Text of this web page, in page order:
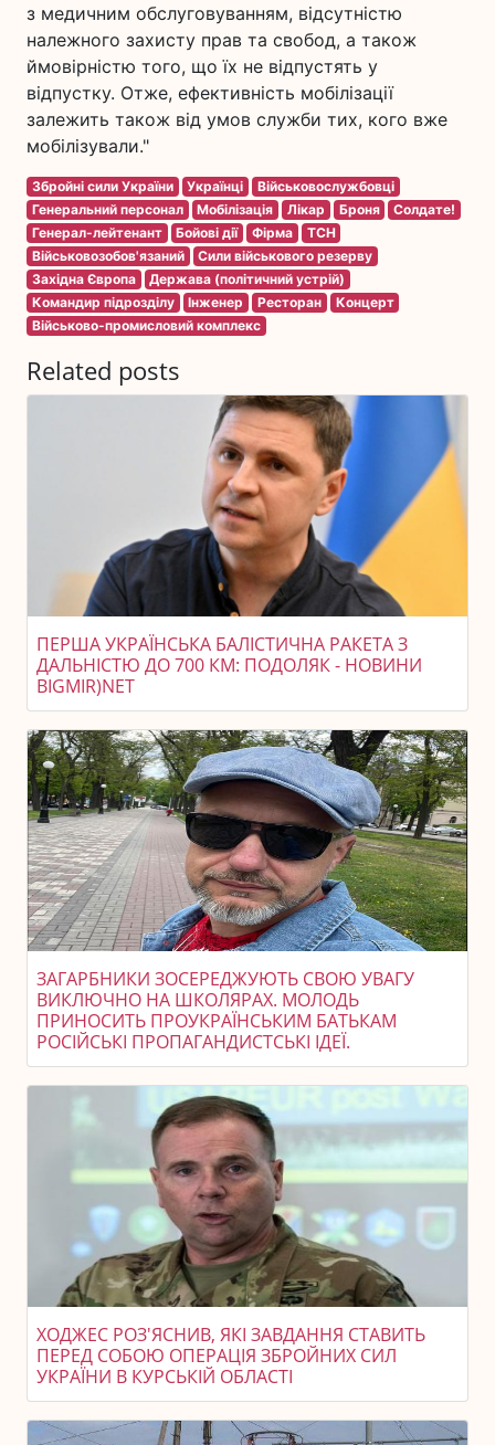
з медичним обслуговуванням, відсутністю
належного захисту прав та свобод, а також
ймовірністю того, що їх не відпустять у
відпустку. Отже, ефективність мобілізації
залежить також від умов служби тих, кого вже
мобілізували."
Збройні сили України Українці
Військовослужбовці
Генеральний персонал
Мобілізація Лікар Броня
Солдате!
Генерал-лейтенант
Бойові дії Фірма
ТСН
Військовозобов'язаний
Сили військового резерву
Західна Європа
Держава (політичний устрій)
Командир підрозділу
Інженер Ресторан
Концерт
Військово-промисловий комплекс
Related posts
ПЕРША УКРАЇНСЬКА БАЛІСТИЧНА РАКЕТА З
ДАЛЬНІСТЮ ДО 700 КМ: ПОДОЛЯК - НОВИНИ
BIGMIR)NET
ЗАГАРБНИКИ ЗОСЕРЕДЖУЮТЬ СВОЮ УВАГУ
ВИКЛЮЧНО НА ШКОЛЯРАХ. МОЛОДЬ
ПРИНОСИТЬ ПРОУКРАЇНСЬКИМ БАТЬКАМ
РОСІЙСЬКІ ПРОПАГАНДИСТСЬКІ ІДЕЇ.
ХОДЖЕС РОЗ'ЯСНИВ, ЯКІ ЗАВДАННЯ СТАВИТЬ
ПЕРЕД СОБОЮ ОПЕРАЦІЯ ЗБРОЙНИХ СИЛ
УКРАЇНИ В КУРСЬКІЙ ОБЛАСТІ